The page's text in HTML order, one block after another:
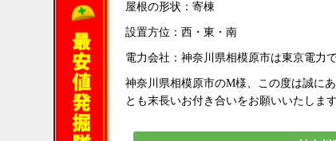
屋根の形状：寄棟
設置方位：西・東・南
電力会社：神奈川県相模原市は東京電力で
神奈川県相模原市のM様、この度は誠に
とも末長いお付き合いをお願いいたします